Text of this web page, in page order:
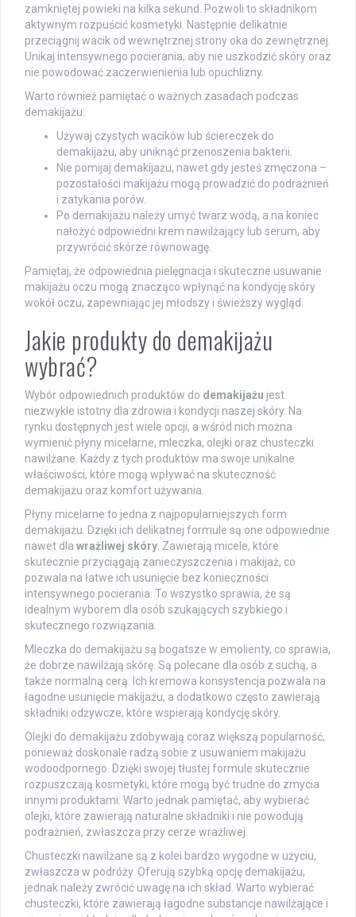
zamkniętej powieki na kilka sekund. Pozwoli to składnikom
aktywnym rozpuścić kosmetyki. Następnie delikatnie
przeciągnij wacik od wewnętrznej strony oka do zewnętrznej.
Unikaj intensywnego pocierania, aby nie uszkodzić skóry oraz
nie powodować zaczerwienienia lub opuchlizny.
Warto również pamiętać o ważnych zasadach podczas
demakijażu:
Używaj czystych wacików lub ściereczek do
demakijażu, aby uniknąć przenoszenia bakterii.
Nie pomijaj demakijażu, nawet gdy jesteś zmęczona –
pozostałości makijażu mogą prowadzić do podrażnień
i zatykania porów.
Po demakijażu należy umyć twarz wodą, a na koniec
nałożyć odpowiedni krem nawilżający lub serum, aby
przywrócić skórze równowagę.
Pamiętaj, że odpowiednia pielęgnacja i skuteczne usuwanie
makijażu oczu mogą znacząco wpłynąć na kondycję skóry
wokół oczu, zapewniając jej młodszy i świeższy wygląd.
Jakie produkty do demakijażu
wybrać?
Wybór odpowiednich produktów do demakijażu jest
niezwykle istotny dla zdrowia i kondycji naszej skóry. Na
rynku dostępnych jest wiele opcji, a wśród nich można
wymienić płyny micelarne, mleczka, olejki oraz chusteczki
nawilżane. Każdy z tych produktów ma swoje unikalne
właściwości, które mogą wpływać na skuteczność
demakijażu oraz komfort używania.
Płyny micelarne to jedna z najpopularniejszych form
demakijażu. Dzięki ich delikatnej formule są one odpowiednie
nawet dla wrażliwej skóry . Zawierają micele, które
skutecznie przyciągają zanieczyszczenia i makijaż, co
pozwala na łatwe ich usunięcie bez konieczności
intensywnego pocierania. To wszystko sprawia, że są
idealnym wyborem dla osób szukających szybkiego i
skutecznego rozwiązania.
Mleczka do demakijażu są bogatsze w emolienty, co sprawia,
że dobrze nawilżają skórę. Są polecane dla osób z suchą, a
także normalną cerą. Ich kremowa konsystencja pozwala na
łagodne usunięcie makijażu, a dodatkowo często zawierają
składniki odżywcze, które wspierają kondycję skóry.
Olejki do demakijażu zdobywają coraz większą popularność,
ponieważ doskonale radzą sobie z usuwaniem makijażu
wodoodpornego. Dzięki swojej tłustej formule skutecznie
rozpuszczają kosmetyki, które mogą być trudne do zmycia
innymi produktami. Warto jednak pamiętać, aby wybierać
olejki, które zawierają naturalne składniki i nie powodują
podrażnień, zwłaszcza przy cerze wrażliwej.
Chusteczki nawilżane są z kolei bardzo wygodne w użyciu,
zwłaszcza w podróży. Oferują szybką opcję demakijażu,
jednak należy zwrócić uwagę na ich skład. Warto wybierać
chusteczki, które zawierają łagodne substancje nawilżające i